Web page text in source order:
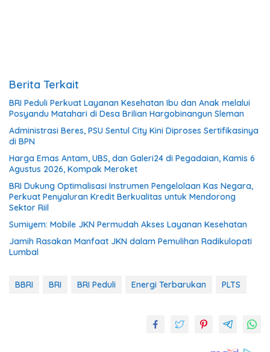
Berita Terkait
BRI Peduli Perkuat Layanan Kesehatan Ibu dan Anak melalui
Posyandu Matahari di Desa Brilian Hargobinangun Sleman
Administrasi Beres, PSU Sentul City Kini Diproses Sertifikasinya
di BPN
Harga Emas Antam, UBS, dan Galeri24 di Pegadaian, Kamis 6
Agustus 2026, Kompak Meroket
BRI Dukung Optimalisasi Instrumen Pengelolaan Kas Negara,
Perkuat Penyaluran Kredit Berkualitas untuk Mendorong
Sektor Riil
Sumiyem: Mobile JKN Permudah Akses Layanan Kesehatan
Jamih Rasakan Manfaat JKN dalam Pemulihan Radikulopati
Lumbal
BBRI BRI BRI Peduli Energi Terbarukan PLTS